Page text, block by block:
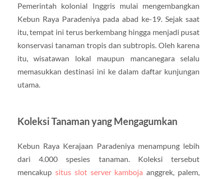
Pemerintah kolonial Inggris mulai mengembangkan
Kebun Raya Paradeniya pada abad ke-19. Sejak saat
itu, tempat ini terus berkembang hingga menjadi pusat
konservasi tanaman tropis dan subtropis. Oleh karena
itu, wisatawan lokal maupun mancanegara selalu
memasukkan destinasi ini ke dalam daftar kunjungan
utama.
Koleksi Tanaman yang Mengagumkan
Kebun Raya Kerajaan Paradeniya menampung lebih
dari 4.000 spesies tanaman. Koleksi tersebut
mencakup situs slot server kamboja anggrek, palem,